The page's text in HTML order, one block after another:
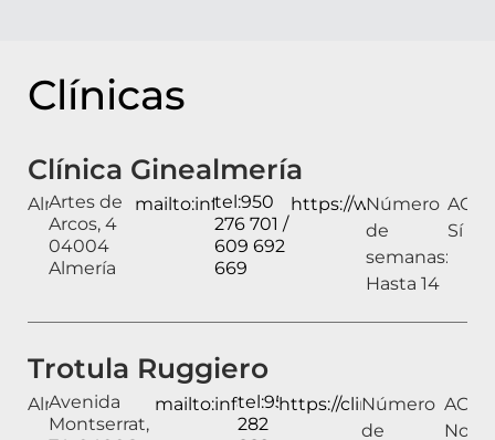
Clínicas
Clínica Ginealmería
Almería
Artes de
Arcos, 4
04004
Almería
mailto:info@ginealmeria.com
tel:950
276 701 /
609 692
669
https://
Número
de
semanas:
Hasta 14
ACAI:
Sí
Trotula Ruggiero
Almería
Avenida
Montserrat,
mailto:info@clinicatrotula.com
tel:950
282
https://
Número
de
ACAI:
No